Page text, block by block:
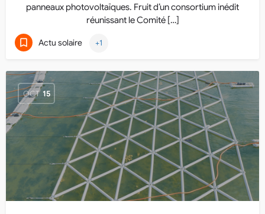
panneaux photovoltaïques. Fruit d’un consortium inédit
réunissant le Comité […]
Actu solaire +1
OCT 15